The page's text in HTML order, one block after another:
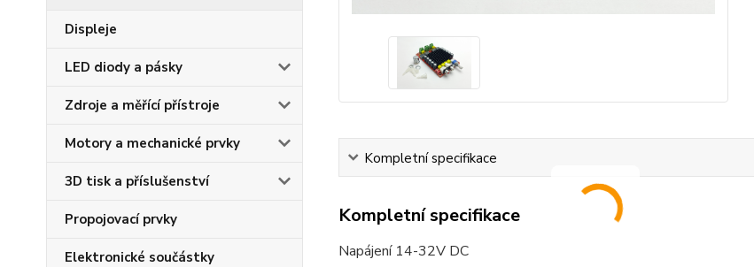
Displeje
LED diody a pásky
Zdroje a měřící přístroje
Motory a mechanické prvky
3D tisk a příslušenství
Propojovací prvky
Elektronické součástky
Kompletní specifikace
Kompletní specifikace
Napájení 14-32V DC